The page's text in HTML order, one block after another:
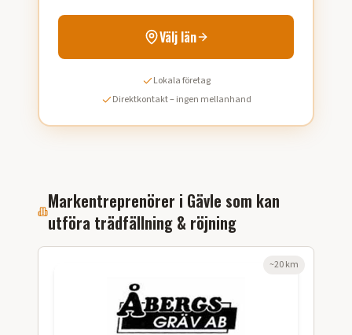
Välj län
Lokala företag
Direktkontakt – ingen mellanhand
Markentreprenörer i Gävle som kan
utföra trädfällning & röjning
~20km